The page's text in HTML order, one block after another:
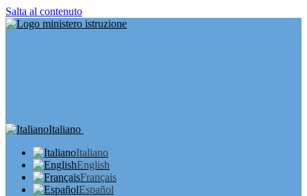
Salta al contenuto
Italiano
Italiano
English
Français
Español